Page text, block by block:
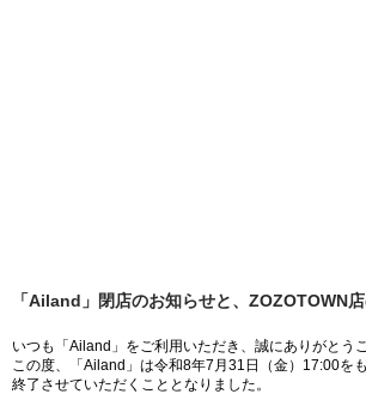
「Ailand」閉店のお知らせと、ZOZOTOWN
いつも「Ailand」をご利用いただき、誠にありがとう
この度、「Ailand」は令和8年7月31日（金）17:00を
終了させていただくこととなりました。